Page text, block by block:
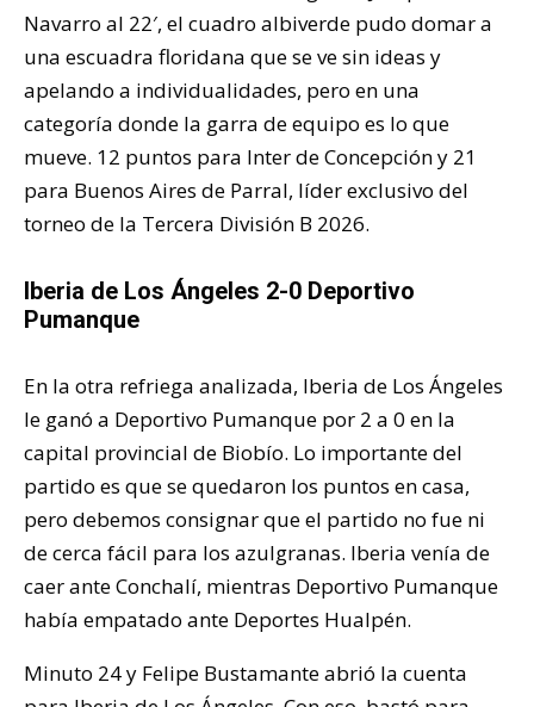
Navarro al 22′, el cuadro albiverde pudo domar a
una escuadra floridana que se ve sin ideas y
apelando a individualidades, pero en una
categoría donde la garra de equipo es lo que
mueve. 12 puntos para Inter de Concepción y 21
para Buenos Aires de Parral, líder exclusivo del
torneo de la Tercera División B 2026.
Iberia de Los Ángeles 2-0 Deportivo
Pumanque
En la otra refriega analizada, Iberia de Los Ángeles
le ganó a Deportivo Pumanque por 2 a 0 en la
capital provincial de Biobío. Lo importante del
partido es que se quedaron los puntos en casa,
pero debemos consignar que el partido no fue ni
de cerca fácil para los azulgranas. Iberia venía de
caer ante Conchalí, mientras Deportivo Pumanque
había empatado ante Deportes Hualpén.
Minuto 24 y Felipe Bustamante abrió la cuenta